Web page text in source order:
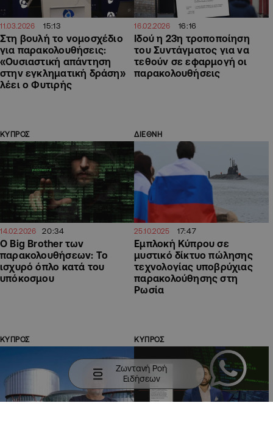
11.03.2026 15:13
Στη βουλή το νομοσχέδιο
για παρακολουθήσεις:
«Ουσιαστική απάντηση
στην εγκληματική δράση»
λέει ο Φυτιρής
16.02.2026 16:16
Ιδού η 23η τροποποίηση
του Συντάγματος για να
τεθούν σε εφαρμογή οι
παρακολουθήσεις
ΚΥΠΡΟΣ
14.02.2026 20:34
Ο Big Brother των
παρακολουθήσεων: Το
ισχυρό όπλο κατά του
υπόκοσμου
ΔΙΕΘΝΗ
25.10.2025 17:47
Εμπλοκή Κύπρου σε
μυστικό δίκτυο πώλησης
τεχνολογίας υποβρύχιας
παρακολούθησης στη
Ρωσία
ΚΥΠΡΟΣ ΚΥΠΡΟΣ
Ζωντανή Ροή
Ειδήσεων